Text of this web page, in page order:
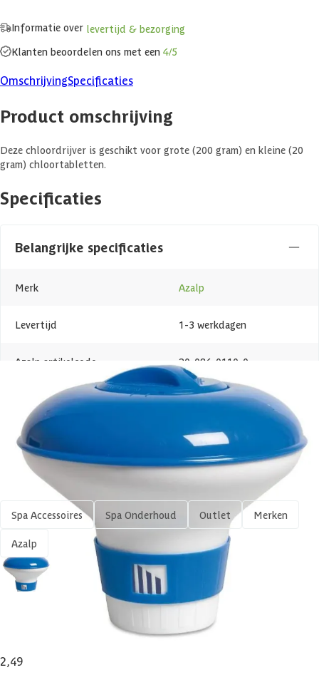
Informatie over levertijd & bezorging
Klanten beoordelen ons met een 4/5
OmschrijvingSpecificaties
Product omschrijving
Deze chloordrijver is geschikt voor grote (200 gram) en kleine (20
gram) chloortabletten.
Specificaties
Belangrijke specificaties
Merk Azalp
Levertijd 1-3 werkdagen
Azalp artikelcode 20-084-0110-0
EAN-code 1020084011005
Shop meer
Spa Accessoires Spa Onderhoud Outlet Merken
Azalp
Azalp grote chloordrijver voor zwembaden
Vandaag besteld binnen 1-3 werkdagen in huis.
2,49